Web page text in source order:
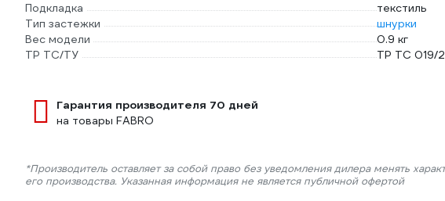
Подкладка
текстиль
Тип застежки
шнурки
Вес модели
0.9 кг
ТР ТС/ТУ
ТР ТС 019/
Гарантия производителя 70 дней
на товары FABRO
*Производитель оставляет за собой право без уведомления дилера менять
его производства. Указанная информация не является публичной офертой